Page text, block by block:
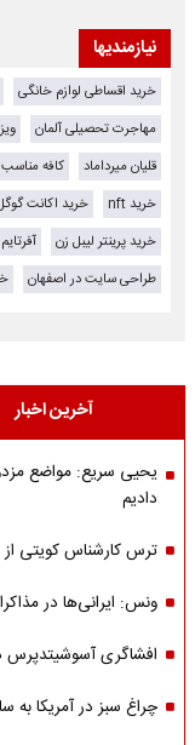
نیازمندیها
خرید اقساطی لوازم خانگی
مهاجرت تحصیلی آلمان
قلیان میرداماد
کافه
خرید nft
خرید اکانت
خرید پرینتر لیبل زن
آفرتایم
طراحی سایت در اصفهان
آخرین اخبار
یحیی سریع: مواضع
دادیم
ترس کارشناس کویتی از
ونس: ایرانی‌ها در
افشاگری آسوشیتدپرس
چراغ سبز در آمریکا به